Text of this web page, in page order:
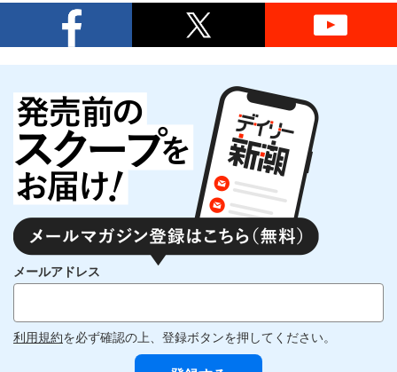
メールアドレス
利用規約を必ず確認の上、登録ボタンを押してください。